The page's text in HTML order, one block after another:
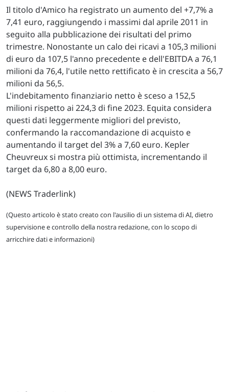
Il titolo d'Amico ha registrato un aumento del +7,7% a
7,41 euro, raggiungendo i massimi dal aprile 2011 in
seguito alla pubblicazione dei risultati del primo
trimestre. Nonostante un calo dei ricavi a 105,3 milioni
di euro da 107,5 l'anno precedente e dell'EBITDA a 76,1
milioni da 76,4, l'utile netto rettificato è in crescita a 56,7
milioni da 56,5.
L'indebitamento finanziario netto è sceso a 152,5
milioni rispetto ai 224,3 di fine 2023. Equita considera
questi dati leggermente migliori del previsto,
confermando la raccomandazione di acquisto e
aumentando il target del 3% a 7,60 euro. Kepler
Cheuvreux si mostra più ottimista, incrementando il
target da 6,80 a 8,00 euro.
(NEWS Traderlink)
(Questo articolo è stato creato con l'ausilio di un sistema di AI, dietro
supervisione e controllo della nostra redazione, con lo scopo di
arricchire dati e informazioni)